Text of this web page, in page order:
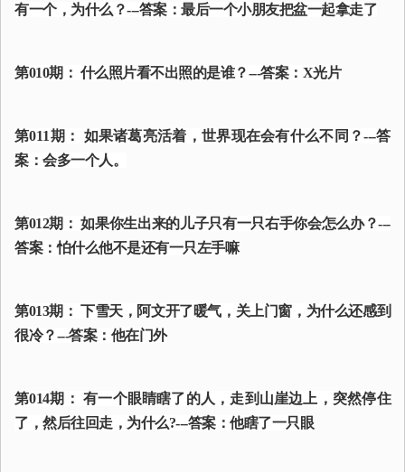
有一个，为什么？---答案：最后一个小朋友把盆一起拿走了
第010期： 什么照片看不出照的是谁？---答案：X光片
第011期： 如果诸葛亮活着，世界现在会有什么不同？---答
案：会多一个人。
第012期： 如果你生出来的儿子只有一只右手你会怎么办？---
答案：怕什么他不是还有一只左手嘛
第013期： 下雪天，阿文开了暖气，关上门窗，为什么还感到
很冷？---答案：他在门外
第014期： 有一个眼睛瞎了的人，走到山崖边上，突然停住
了，然后往回走，为什么?---答案：他瞎了一只眼